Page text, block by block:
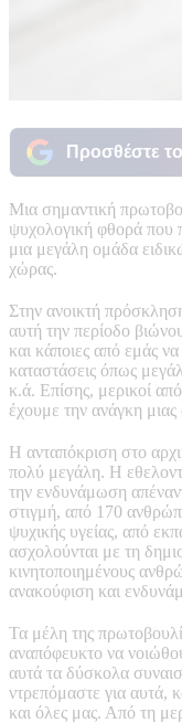
Προσθέστε
Μια σημαντική
ψυχολογική φθορά που
μια μεγάλη ομάδα
χώρας.
Στην ανοικτή
αυτή την περίοδο
και κάποιες από εμάς
καταστάσεις όπως
κ.ά. Επίσης, μερικοί
έχουμε την ανάγκη
Η ανταπόκριση στο
πολύ μεγάλη. Η
την ενδυνάμωση
στιγμή, από 170
ψυχικής υγείας, από
ασχολούνται με τη
κινητοποιημένους
ανακούφιση και
Τα μέλη της
αναπόφευκτο να
αυτά τα δύσκολα
ντρεπόμαστε για αυτά,
και όλες μας. Από τη